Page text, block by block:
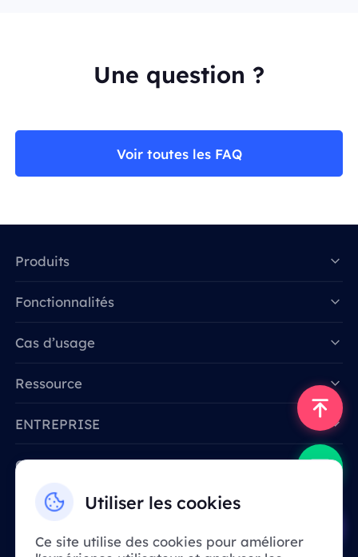
Une question ?
Voir toutes les FAQ
Utiliser les cookies
Ce site utilise des cookies pour améliorer
Produits
Fonctionnalités
Cas d’usage
Ressource
ENTREPRISE
Contactez-nous
Email: support@smartproxy.org